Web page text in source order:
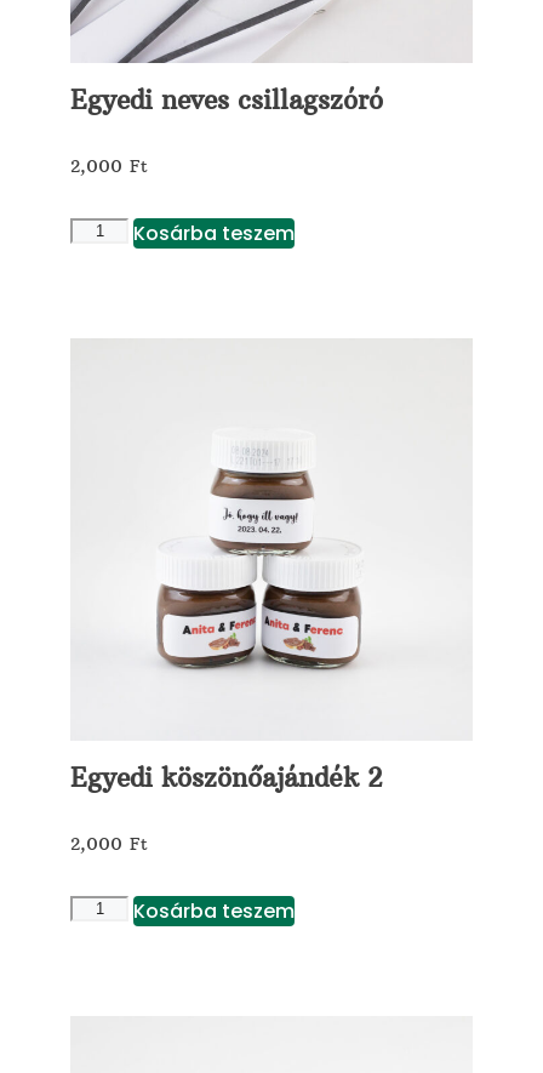
Egyedi neves csillagszóró
2,000 Ft
Kosárba teszem
Egyedi köszönőajándék 2
2,000 Ft
Kosárba teszem